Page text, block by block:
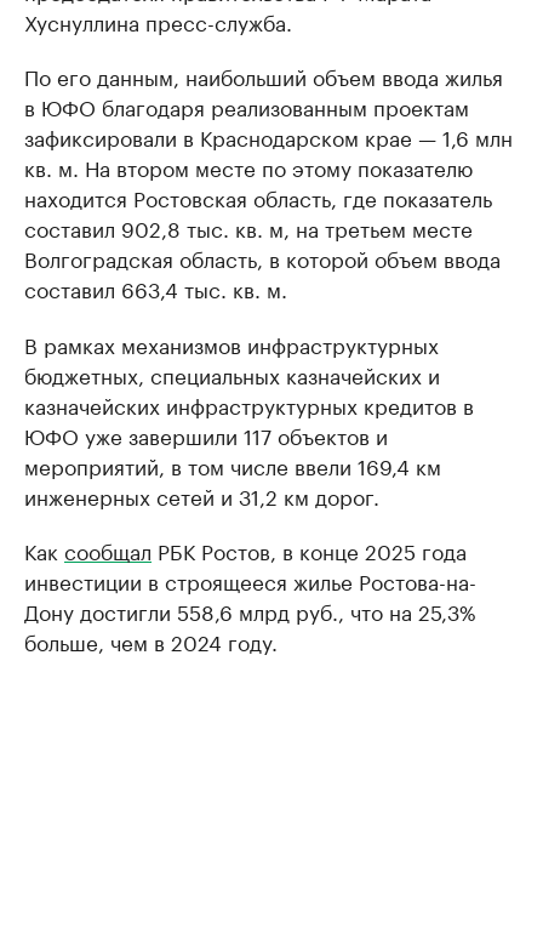
Хуснуллина пресс-служба.
По его данным, наибольший объем ввода жилья
в ЮФО благодаря реализованным проектам
зафиксировали в Краснодарском крае — 1,6 млн
кв. м. На втором месте по этому показателю
находится Ростовская область, где показатель
составил 902,8 тыс. кв. м, на третьем месте
Волгоградская область, в которой объем ввода
составил 663,4 тыс. кв. м.
В рамках механизмов инфраструктурных
бюджетных, специальных казначейских и
казначейских инфраструктурных кредитов в
ЮФО уже завершили 117 объектов и
мероприятий, в том числе ввели 169,4 км
инженерных сетей и 31,2 км дорог.
Как сообщал РБК Ростов, в конце 2025 года
инвестиции в строящееся жилье Ростова-на-
Дону достигли 558,6 млрд руб., что на 25,3%
больше, чем в 2024 году.